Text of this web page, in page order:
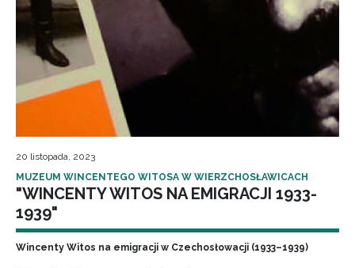
20 listopada, 2023
MUZEUM WINCENTEGO WITOSA W WIERZCHOSŁAWICACH
"WINCENTY WITOS NA EMIGRACJI 1933-
1939"
Wincenty Witos na emigracji w Czechosłowacji (1933–1939)